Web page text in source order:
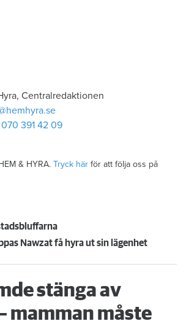
Centralredaktionen
070 391 42 09
& HYRA. Tryck här för att följa oss på
Nawzat få hyra ut sin lägenhet
stänga av
mamman måste